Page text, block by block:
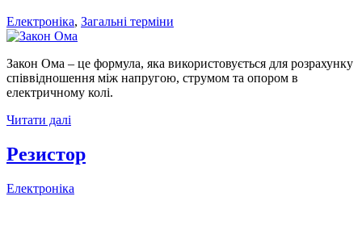
Електроніка, Загальні терміни
Закон Ома – це формула, яка використовується для розрахунку
співвідношення між напругою, струмом та опором в
електричному колі.
Читати далі
Резистор
Електроніка